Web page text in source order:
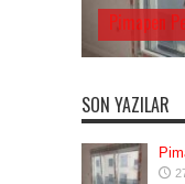
Pimapen
SON YAZILAR